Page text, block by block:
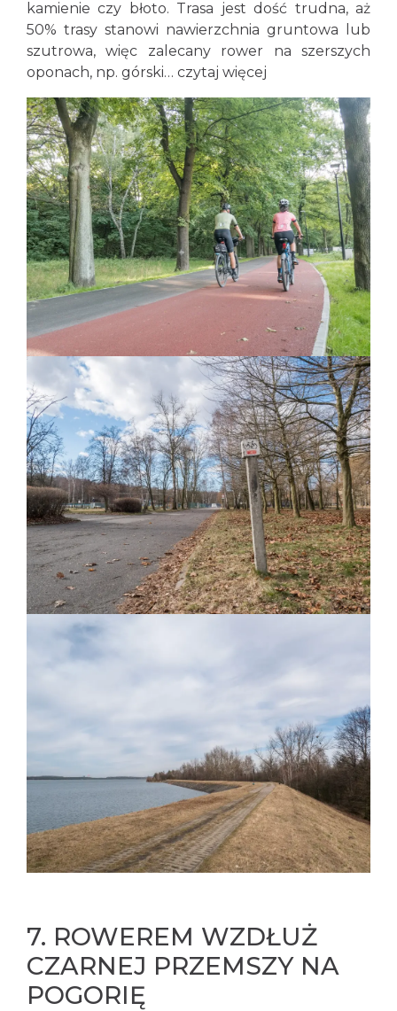
kamienie czy błoto. Trasa jest dość trudna, aż
50% trasy stanowi nawierzchnia gruntowa lub
szutrowa, więc zalecany rower na szerszych
oponach, np. górski… czytaj więcej
7. ROWEREM WZDŁUŻ
CZARNEJ PRZEMSZY NA
POGORIĘ